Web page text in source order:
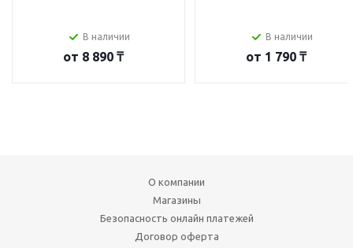
В наличии
от 8 890 ₸
В наличии
от 1 790 ₸
О компании
Магазины
Безопасность онлайн платежей
Договор оферта